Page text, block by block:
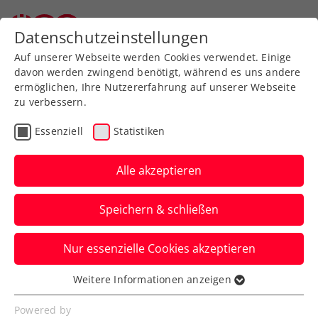
Zurück zur Newsübersicht
Turniere
Erste Bank Open:
Schulterverletzung
verhindert Start von
Medvedev
Der Sieger 2022 und Finalist 2023 kann
beim ATP-500-Turnier in Wien heuer nicht
antreten.
Datenschutzeinstellungen
Auf unserer Webseite werden Cookies verwendet. Einige
davon werden zwingend benötigt, während es uns andere
ermöglichen, Ihre Nutzererfahrung auf unserer Webseite
zu verbessern.
Essenziell Statistiken
Alle akzeptieren
Speichern & schließen
Nur essenzielle Cookies akzeptieren
Essenziell
Essenzielle Cookies werden für grundlegende
Weitere Informationen anzeigen
Powered by